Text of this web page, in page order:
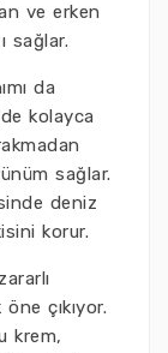
ve erken
sağlar.
da
kolayca
sağlar.
deniz
korur.
çıkıyor.
krem,